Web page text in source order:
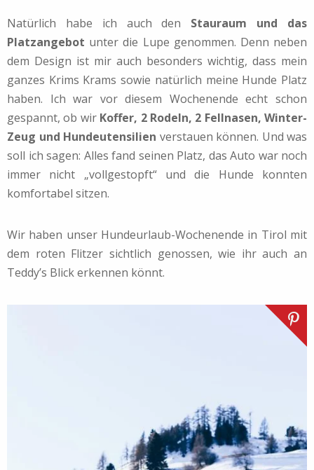
Natürlich habe ich auch den Stauraum und das
Platzangebot unter die Lupe genommen. Denn neben
dem Design ist mir auch besonders wichtig, dass mein
ganzes Krims Krams sowie natürlich meine Hunde Platz
haben. Ich war vor diesem Wochenende echt schon
gespannt, ob wir Koffer, 2 Rodeln, 2 Fellnasen, Winter-
Zeug und Hundeutensilien verstauen können. Und was
soll ich sagen: Alles fand seinen Platz, das Auto war noch
immer nicht „vollgestopft“ und die Hunde konnten
komfortabel sitzen.
Wir haben unser Hundeurlaub-Wochenende in Tirol mit
dem roten Flitzer sichtlich genossen, wie ihr auch an
Teddy’s Blick erkennen könnt.